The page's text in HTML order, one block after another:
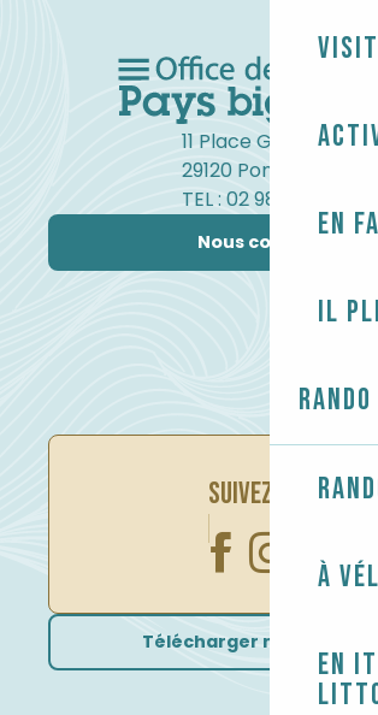
En
Il
À
En
11 Place Gambetta
29120 Pont-l'Abbé
TEL : 02 98 82 37 99
Nous contacter
SUIVEZ-NOUS
Télécharger nos